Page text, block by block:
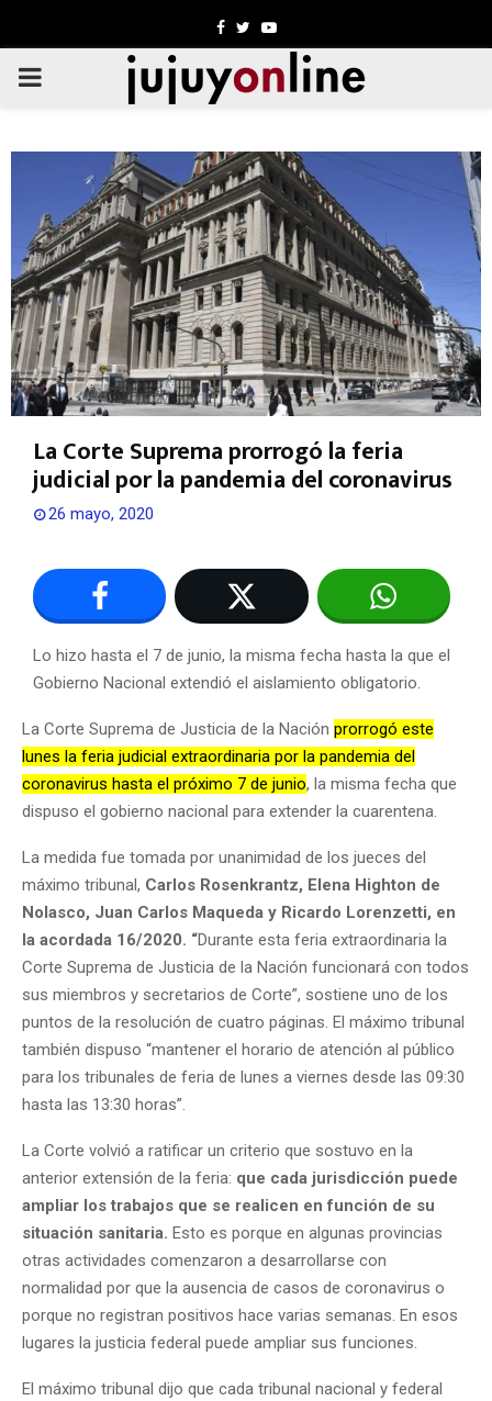
Facebook
TwitterYoutube
PRIMARY
La Corte Suprema prorrogó la feria
judicial por la pandemia del coronavirus
26 mayo, 2020
Lo hizo hasta el 7 de junio, la misma fecha hasta la que el
Gobierno Nacional extendió el aislamiento obligatorio.
La Corte Suprema de Justicia de la Nación prorrogó este
lunes la feria judicial extraordinaria por la pandemia del
coronavirus hasta el próximo 7 de junio, la misma fecha que
dispuso el gobierno nacional para extender la cuarentena.
La medida fue tomada por unanimidad de los jueces del
máximo tribunal, Carlos Rosenkrantz, Elena Highton de
Nolasco, Juan Carlos Maqueda y Ricardo Lorenzetti, en
la acordada 16/2020. “Durante esta feria extraordinaria la
Corte Suprema de Justicia de la Nación funcionará con todos
sus miembros y secretarios de Corte”, sostiene uno de los
puntos de la resolución de cuatro páginas. El máximo tribunal
también dispuso “mantener el horario de atención al público
para los tribunales de feria de lunes a viernes desde las 09:30
hasta las 13:30 horas”.
La Corte volvió a ratificar un criterio que sostuvo en la
anterior extensión de la feria: que cada jurisdicción puede
ampliar los trabajos que se realicen en función de su
situación sanitaria. Esto es porque en algunas provincias
otras actividades comenzaron a desarrollarse con
normalidad por que la ausencia de casos de coronavirus o
porque no registran positivos hace varias semanas. En esos
lugares la justicia federal puede ampliar sus funciones.
El máximo tribunal dijo que cada tribunal nacional y federal